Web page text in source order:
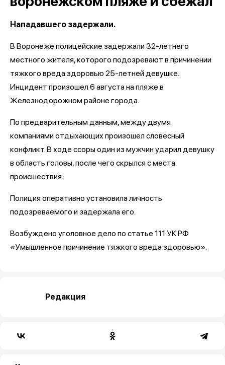
Нападавшего задержали.
В Воронеже полицейские задержали 32-летнего
местного жителя, которого подозревают в причинении
тяжкого вреда здоровью 25-летней девушке.
Инцидент произошел 6 августа на пляже в
Железнодорожном районе города.
По предварительным данным, между двумя
компаниями отдыхающих произошел словесный
конфликт. В ходе ссоры один из мужчин ударил девушку
в область головы, после чего скрылся с места
происшествия.
Полиция оперативно установила личность
подозреваемого и задержала его.
Возбуждено уголовное дело по статье 111 УК РФ
«Умышленное причинение тяжкого вреда здоровью».
Редакция